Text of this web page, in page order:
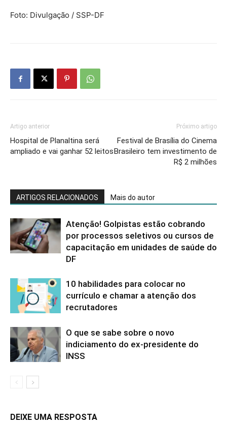
Foto: Divulgação / SSP-DF
Artigo anterior
Hospital de Planaltina será
ampliado e vai ganhar 52 leitos
Próximo artigo
Festival de Brasília do Cinema
Brasileiro tem investimento de
R$ 2 milhões
ARTIGOS RELACIONADOS Mais do autor
Atenção! Golpistas estão cobrando
por processos seletivos ou cursos de
capacitação em unidades de saúde do
DF
10 habilidades para colocar no
currículo e chamar a atenção dos
recrutadores
O que se sabe sobre o novo
indiciamento do ex-presidente do
INSS
DEIXE UMA RESPOSTA